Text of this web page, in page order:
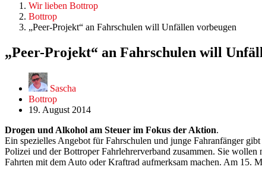
Wir lieben Bottrop
Bottrop
„Peer-Projekt“ an Fahrschulen will Unfällen vorbeugen
„Peer-Projekt“ an Fahrschulen will
Sascha
Bottrop
19. August 2014
Drogen und Alkohol am Steuer im Fokus der Aktion.
Ein spezielles Angebot für Fahrschulen und junge Fahranfänger
Polizei und der Bottroper Fahrlehrerverband zusammen. Sie
Fahrten mit dem Auto oder Kraftrad aufmerksam machen. Am 15.